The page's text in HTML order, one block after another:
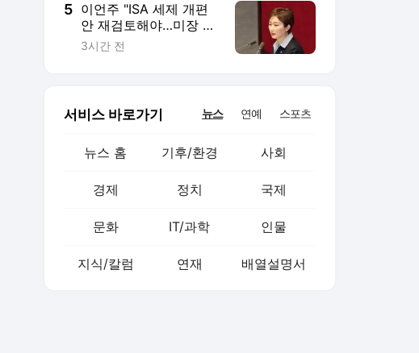
5 이언주 "ISA 세제 개편
안 재검토해야…미장 탈
출 강요는 강압적 행정"
3시간 전
서비스 바로가기 뉴스 연예 스포츠
뉴스 홈 기후/환경 사회
경제 정치 국제
문화 IT/과학 인물
지식/칼럼 연재 배열설명서